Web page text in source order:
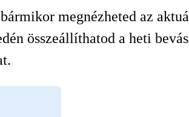
megnézheted az
összeállíthatod a heti